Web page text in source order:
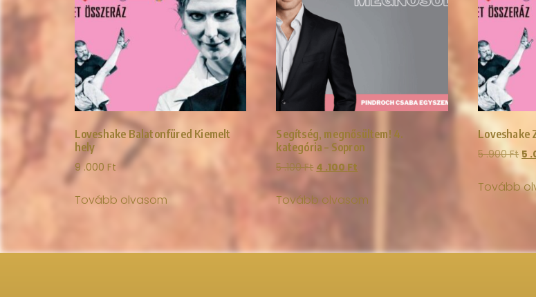
Loveshake Balatonfüred Kiemelt
hely
9 .000 Ft
Tovább olvasom
Segítség, megnősültem! 4.
kategória – Sopron
5 .100Ft 4 .100 Ft
Tovább olvasom
Loveshake
5 .900Ft 5
Tovább